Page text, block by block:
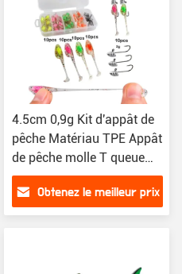
4.5cm 0,9g Kit d'appât de
pêche Matériau TPE Appât
de pêche molle T queue
Paddle Crappie Shad
Obtenez le meilleur prix